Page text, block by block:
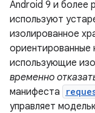
Android 9 и более
используют
изолированное
ориентированные
использующие
временно
манифеста
управляет